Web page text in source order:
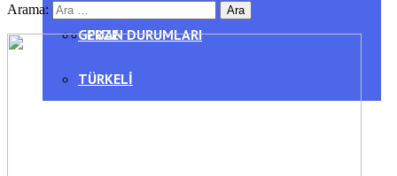
GERZE
TÜRKELI
PUAN DURUMLARI
Arama: